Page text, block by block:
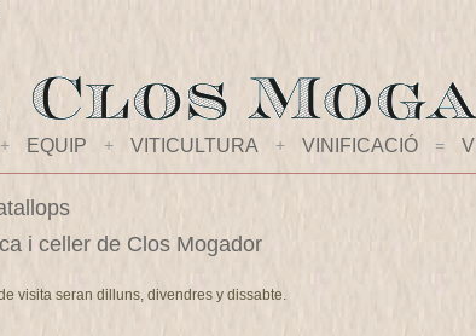
+ EQUIP + VITICULTURA + VINIFICACIÓ = VI
i celler de Clos Mogador
visita seran dilluns, divendres y dissabte.